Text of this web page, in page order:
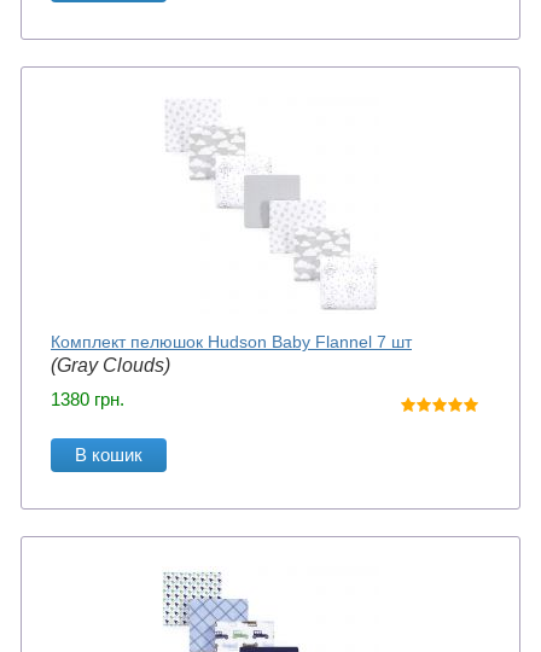
Комплект пелюшок Hudson Baby Flannel 7 шт
(Gray Clouds)
1380 грн.
В кошик